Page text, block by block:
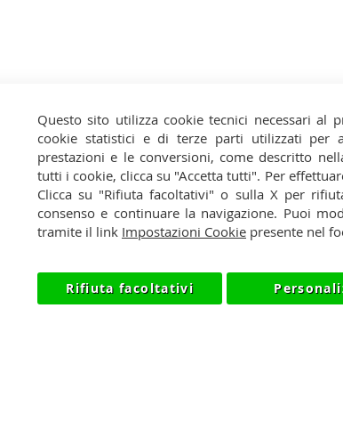
Privacy
Recesso
Cookie
Rivenditori
Questo sito utilizza cookie tecnici necessari al
cookie statistici e di terze parti utilizzati per
prestazioni e le conversioni, come descritto
tutti i cookie, clicca su "Accetta tutti". Per
Clicca su "Rifiuta facoltativi" o sulla X per
consenso e continuare la navigazione. Puoi
tramite il link Impostazioni Cookie presente nel
Rifiuta facoltativi